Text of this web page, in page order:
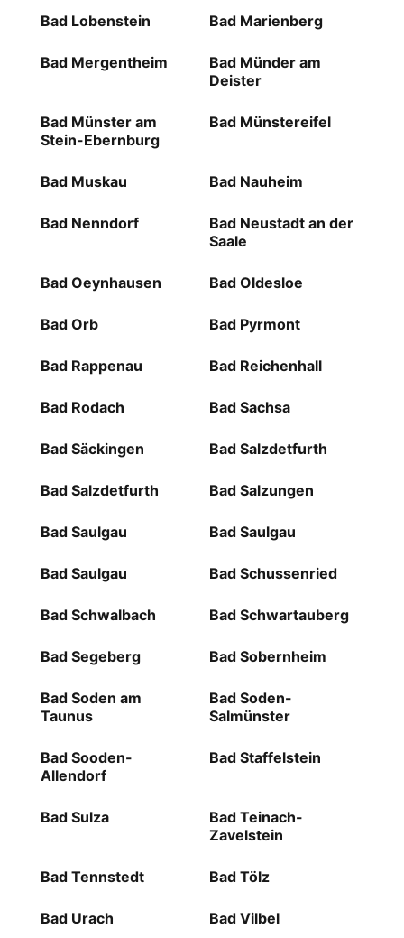
Bad Lobenstein Bad Marienberg
Bad Mergentheim
Bad Münder am
Deister
Bad Münster am
Stein-Ebernburg
Bad Münstereifel
Bad Muskau Bad Nauheim
Bad Nenndorf
Bad Neustadt an der
Saale
Bad Oeynhausen Bad Oldesloe
Bad Orb Bad Pyrmont
Bad Rappenau Bad Reichenhall
Bad Rodach Bad Sachsa
Bad Säckingen Bad Salzdetfurth
Bad Salzdetfurth Bad Salzungen
Bad Saulgau Bad Saulgau
Bad Saulgau Bad Schussenried
Bad Schwalbach Bad Schwartauberg
Bad Segeberg Bad Sobernheim
Bad Soden am
Taunus
Bad Soden-
Salmünster
Bad Sooden-
Allendorf
Bad Staffelstein
Bad Sulza
Bad Teinach-
Zavelstein
Bad Tennstedt Bad Tölz
Bad Urach Bad Vilbel